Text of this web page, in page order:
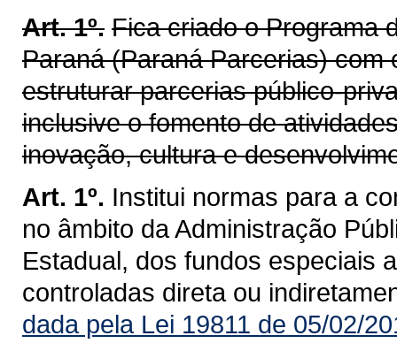
Art. 1º. Fica criado o Programa
Paraná (Paraná Parcerias) com
estruturar parcerias público-
inclusive o fomento de
inovação, cultura e
Art. 1º. Institui normas para a
no âmbito da Administração
Estadual, dos fundos especiais
controladas direta ou
dada pela Lei 19811 de 05/02/